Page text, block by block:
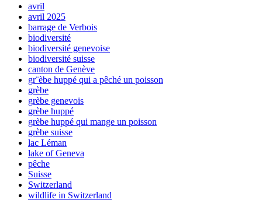
avril
avril 2025
barrage de Verbois
biodiversité
biodiversité genevoise
biodiversité suisse
canton de Genève
gr¨èbe huppé qui a pêché un poisson
grèbe
grèbe genevois
grèbe huppé
grèbe huppé qui mange un poisson
grèbe suisse
lac Léman
lake of Geneva
pêche
Suisse
Switzerland
wildlife in Switzerland